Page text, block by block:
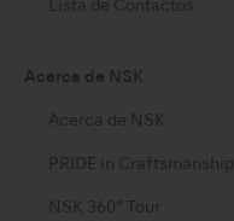
Lista de Contactos
Acerca de NSK
Acerca de NSK
PRIDE in Craftsmanship
NSK 360° Tour